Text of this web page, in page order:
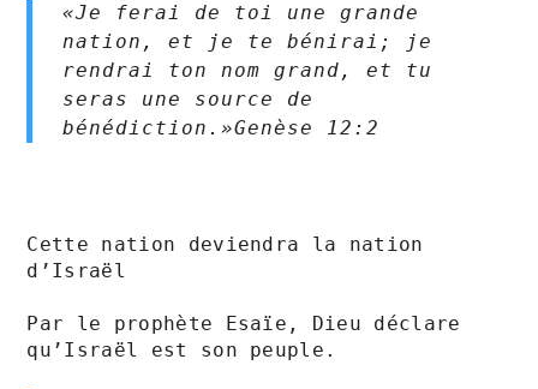
«Je ferai de toi une grande
nation, et je te bénirai; je
rendrai ton nom grand, et tu
seras une source de
bénédiction.»Genèse‬ ‭12‬:‭2
Cette nation deviendra la nation
d’Israël
Par le prophète Esaïe, Dieu déclare
qu’Israël est son peuple.